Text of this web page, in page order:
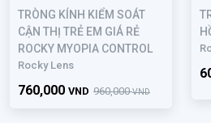
TRÒNG KÍNH KIỂM SOÁT
CẬN THỊ TRẺ EM GIÁ RẺ
ROCKY MYOPIA CONTROL
Rocky Lens
960,000VND
760,000 VND